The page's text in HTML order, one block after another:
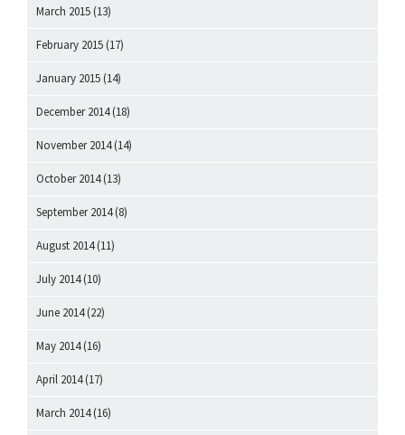
March 2015 (13)
February 2015 (17)
January 2015 (14)
December 2014(18)
November 2014(14)
October 2014(13)
September 2014(8)
August 2014(11)
July 2014(10)
June 2014(22)
May 2014(16)
April 2014(17)
March 2014(16)